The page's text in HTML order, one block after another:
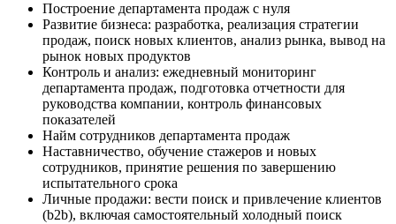
Построение департамента продаж с нуля
Развитие бизнеса: разработка, реализация стратегии
продаж, поиск новых клиентов, анализ рынка, вывод на
рынок новых продуктов
Контроль и анализ: ежедневный мониторинг
департамента продаж, подготовка отчетности для
руководства компании, контроль финансовых
показателей
Найм сотрудников департамента продаж
Наставничество, обучение стажеров и новых
сотрудников, принятие решения по завершению
испытательного срока
Личные продажи: вести поиск и привлечение клиентов
(b2b), включая самостоятельный холодный поиск